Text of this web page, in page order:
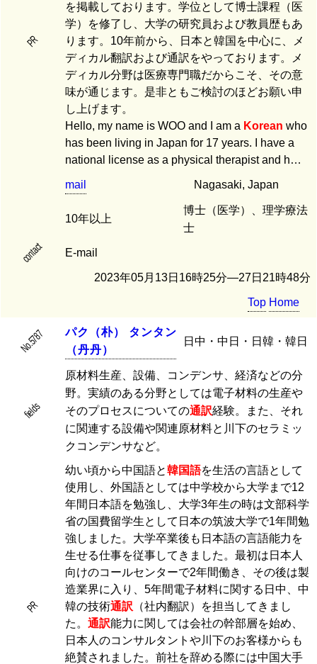
PR
を掲載しております。学位として博士課程（医
学）を修了し、大学の研究員および教員歴もあ
ります。10年前から、日本と韓国を中心に、メ
ディカル翻訳および通訳をやっております。メ
ディカル分野は医療専門職だからこそ、その意
味が通じます。是非ともご検討のほどお願い申
し上げます。
Hello, my name is WOO and I am a Korean who
has been living in Japan for 17 years. I have a
national license as a physical therapist and h…
mail Nagasaki, Japan
10年以上
博士（医学）、理学療法
士
contact E-mail
2023年05月13日16時25分―27日21時48分
Top Home
No.5787 パク （朴） タ ンタ ン
（丹丹）
日中・中日・日韓・韓日
fields
原材料生産、設備、コンデンサ、経済などの分
野。実績のある分野としては電子材料の生産や
そのプロセスについての通訳経験。また、それ
に関連する設備や関連原材料と川下のセラミッ
クコンデンサなど。
PR
幼い頃から中国語と韓国語を生活の言語として
使用し、外国語としては中学校から大学まで12
年間日本語を勉強し、大学3年生の時は文部科学
省の国費留学生として日本の筑波大学で1年間勉
強しました。大学卒業後も日本語の言語能力を
生せる仕事を従事してきました。最初は日本人
向けのコールセンターで2年間働き、その後は製
造業界に入り、5年間電子材料に関する日中、中
韓の技術通訳 （社内翻訳）を担当してきまし
た。 通訳能力に関しては会社の幹部層を始め、
日本人のコンサルタントや川下のお客様からも
絶賛されました。前社を辞める際には中国大手